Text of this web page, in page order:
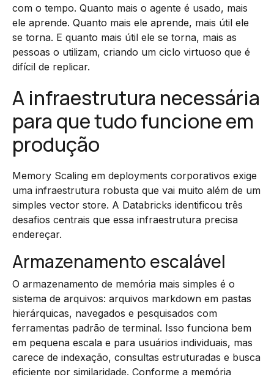
com o tempo. Quanto mais o agente é usado, mais
ele aprende. Quanto mais ele aprende, mais útil ele
se torna. E quanto mais útil ele se torna, mais as
pessoas o utilizam, criando um ciclo virtuoso que é
difícil de replicar.
A infraestrutura necessária
para que tudo funcione em
produção
Memory Scaling em deployments corporativos exige
uma infraestrutura robusta que vai muito além de um
simples vector store. A Databricks identificou três
desafios centrais que essa infraestrutura precisa
endereçar.
Armazenamento escalável
O armazenamento de memória mais simples é o
sistema de arquivos: arquivos markdown em pastas
hierárquicas, navegados e pesquisados com
ferramentas padrão de terminal. Isso funciona bem
em pequena escala e para usuários individuais, mas
carece de indexação, consultas estruturadas e busca
eficiente por similaridade. Conforme a memória